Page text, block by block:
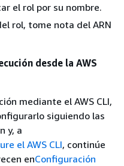
el rol por su nombre.
rol, tome nota del ARN
desde la AWS
mediante el AWS CLI,
siguiendo las
y, a
el AWS CLI, continúe
enConfiguración